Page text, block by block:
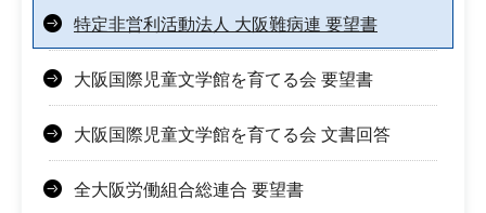
特定非営利活動法人 大阪難病連 要望書
大阪国際児童文学館を育てる会 要望書
大阪国際児童文学館を育てる会 文書回答
全大阪労働組合総連合 要望書